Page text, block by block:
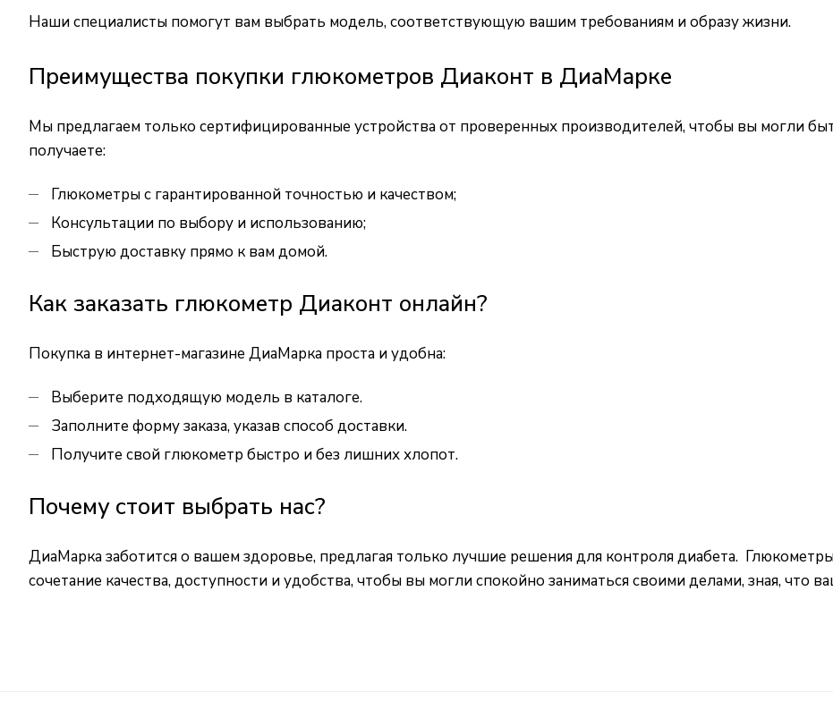
Наши специалисты помогут вам выбрать модель, соответствующую вашим требованиям и образу жизни.
Преимущества покупки глюкометров Диаконт в ДиаМарке
Мы предлагаем только сертифицированные устройства от проверенных производителей, чтобы вы могли
получаете:
Глюкометры с гарантированной точностью и качеством;
Консультации по выбору и использованию;
Быструю доставку прямо к вам домой.
Как заказать глюкометр Диаконт онлайн?
Покупка в интернет-магазине ДиаМарка проста и удобна:
Выберите подходящую модель в каталоге.
Заполните форму заказа, указав способ доставки.
Получите свой глюкометр быстро и без лишних хлопот.
Почему стоит выбрать нас?
ДиаМарка заботится о вашем здоровье, предлагая только лучшие решения для контроля диабета.
сочетание качества, доступности и удобства, чтобы вы могли спокойно заниматься своими делами, зная,